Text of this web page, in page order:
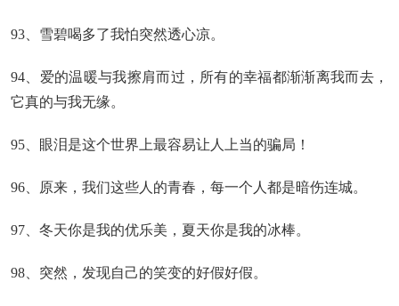
93、雪碧喝多了我怕突然透心凉。
94、爱的温暖与我擦肩而过，所有的幸福都渐渐离我而去，
它真的与我无缘。
95、眼泪是这个世界上最容易让人上当的骗局！
96、原来，我们这些人的青春，每一个人都是暗伤连城。
97、冬天你是我的优乐美，夏天你是我的冰棒。
98、突然，发现自己的笑变的好假好假。